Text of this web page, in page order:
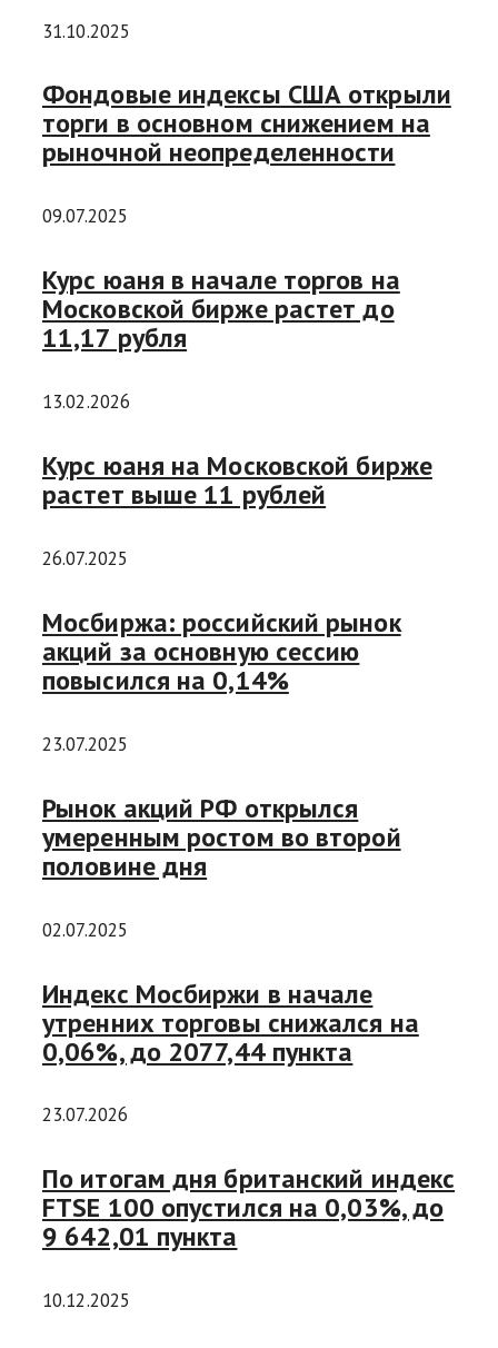
31.10.2025
Фондовые индексы США открыли
торги в основном снижением на
рыночной неопределенности
09.07.2025
Курс юаня в начале торгов на
Московской бирже растет до
11,17 рубля
13.02.2026
Курс юаня на Московской бирже
растет выше 11 рублей
26.07.2025
Мосбиржа: российский рынок
акций за основную сессию
повысился на 0,14%
23.07.2025
Рынок акций РФ открылся
умеренным ростом во второй
половине дня
02.07.2025
Индекс Мосбиржи в начале
утренних торговы снижался на
0,06%, до 2077,44 пункта
23.07.2026
По итогам дня британский индекс
FTSE 100 опустился на 0,03%, до
9 642,01 пункта
10.12.2025